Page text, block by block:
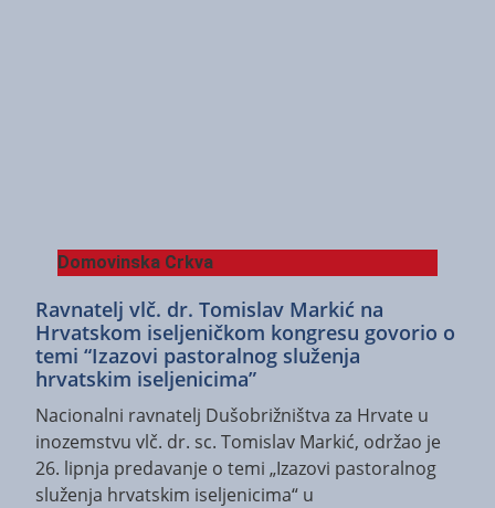
Domovinska Crkva
Ravnatelj vlč. dr. Tomislav Markić na
Hrvatskom iseljeničkom kongresu govorio o
temi “Izazovi pastoralnog služenja
hrvatskim iseljenicima”
Nacionalni ravnatelj Dušobrižništva za Hrvate u
inozemstvu vlč. dr. sc. Tomislav Markić, održao je
26. lipnja predavanje o temi „Izazovi pastoralnog
služenja hrvatskim iseljenicima“ u